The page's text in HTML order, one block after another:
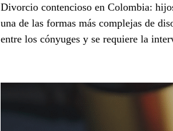
Divorcio contencioso en Colombia:
una de las formas más complejas de
entre los cónyuges y se requiere la